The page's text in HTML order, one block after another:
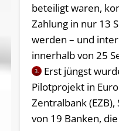
beteiligt waren,
Zahlung in nur 13
werden – und
innerhalb von 25
3.
Erst jüngst
Pilotprojekt in
Zentralbank
von 19 Banken,